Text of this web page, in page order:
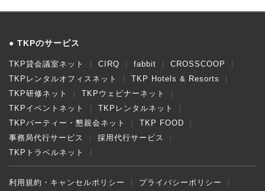
TKPのサービス
TKP貸会議室ネット CIRQ fabbit
CROSSCOOP
TKPレンタルオフィスネット
TKP Hotels & Resorts
TKP研修ネット
TKPウェビナーネット
TKPイベントネット
TKPレンタルネット
TKPパーティー・懇親会ネット
TKP FOOD
事務局代行サービス
採用代行サービス
TKPトラベルネット
利用規約・キャンセルポリシー プライバシーポリシー